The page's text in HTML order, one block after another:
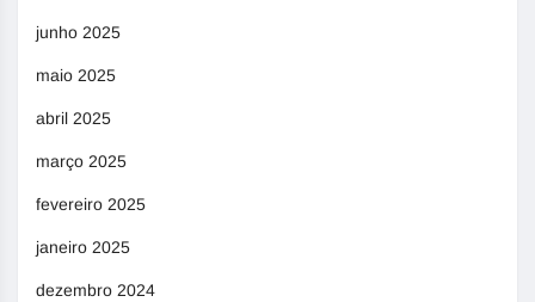
junho 2025
maio 2025
abril 2025
março 2025
fevereiro 2025
janeiro 2025
dezembro 2024